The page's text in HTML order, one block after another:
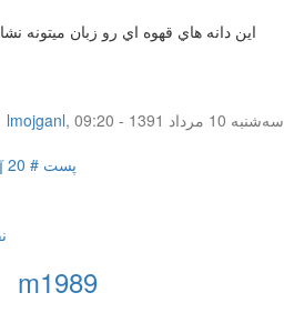
اين دانه هاي قهوه اي رو زبان ميتونه
lmojganl,
سه‌شنبه 10 مرداد 1391 - 09:20
پست # 20
m1989